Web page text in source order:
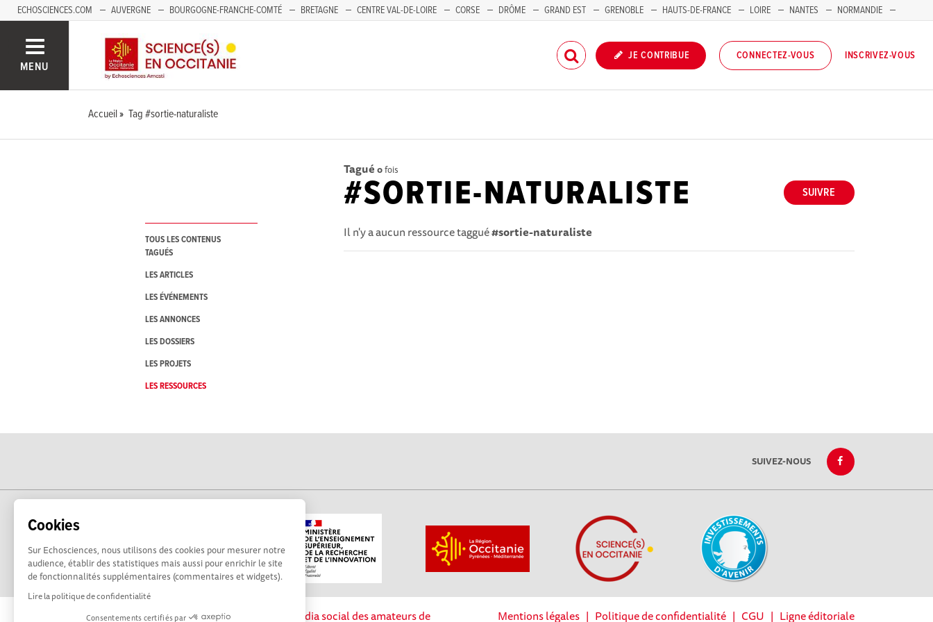
Cookies
Sur Echosciences, nous utilisons des cookies pour mesurer notre
audience, établir des statistiques mais aussi pour enrichir le site
de fonctionnalités supplémentaires (commentaires et widgets).
Lire la politique de confidentialité
Consentements certifiés par
ECHOSCIENCES.COM AUVERGNE BOURGOGNE-FRANCHE-COMTÉ BRETAGNE CENTRE VAL-DE-LOIRE CORSE DRÔME GRAND EST GRENOBLE HAUTS-DE-FRANCE LOIRE NANTES
NORMANDIE
MENU
JE CONTRIBUE CONNECTEZ-VOUS INSCRIVEZ-VOUS
Accueil Tag #sortie-naturaliste
TOUS LES CONTENUS
TAGUÉS
LES ARTICLES
LES ÉVÉNEMENTS
LES ANNONCES
LES DOSSIERS
LES PROJETS
LES RESSOURCES
Tagué 0fois
SUIVRE
#SORTIE-NATURALISTE
Il n'y a aucun ressource taggué#sortie-naturaliste
SUIVEZ-NOUS
La plateforme Science(s) en Occitanie est le média social des amateurs de Mentions légales| Politique de confidentialité| CGU | Ligne éditoriale